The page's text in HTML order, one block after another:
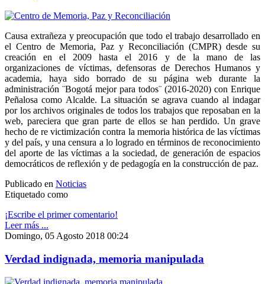
Causa extrañeza y preocupación que todo el trabajo desarrollado en
el Centro de Memoria, Paz y Reconciliación (CMPR) desde su
creación en el 2009 hasta el 2016 y de la mano de las
organizaciones de víctimas, defensoras de Derechos Humanos y
academia, haya sido borrado de su página web durante la
administración ¨Bogotá mejor para todos¨ (2016-2020) con Enrique
Peñalosa como Alcalde. La situación se agrava cuando al indagar
por los archivos originales de todos los trabajos que reposaban en la
web, pareciera que gran parte de ellos se han perdido. Un grave
hecho de re victimización contra la memoria histórica de las víctimas
y del país, y una censura a lo logrado en términos de reconocimiento
del aporte de las víctimas a la sociedad, de generación de espacios
democráticos de reflexión y de pedagogía en la construcción de paz.
Publicado en Noticias
Etiquetado como
¡Escribe el primer comentario!
Leer más ...
Domingo, 05 Agosto 2018 00:24
Verdad indignada, memoria manipulada